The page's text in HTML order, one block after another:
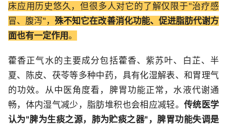
床应用历史悠久，但很多人对它的了解仅限于"治疗感
冒、腹泻"，殊不知它在改善消化功能、促进脂肪代谢方
面也有一定作用。
藿香正气水的主要成分包括藿香、紫苏叶、白芷、半
夏、陈皮、茯苓等多种中药，具有化湿解表、和胃理气
的功效。从中医角度看，脾胃功能正常，水液代谢通
畅，体内湿气减少，脂肪堆积也会相应减轻。 传统医学
认为"脾为生痰之源，肺为贮痰之器"，脾胃功能失调是